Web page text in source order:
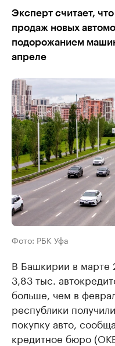
Эксперт считает,
продаж новых
подорожанием
апреле
Фото: РБК Уфа
В Башкирии в марте
3,83 тыс.
больше, чем в
республики
покупку авто,
кредитное бюро